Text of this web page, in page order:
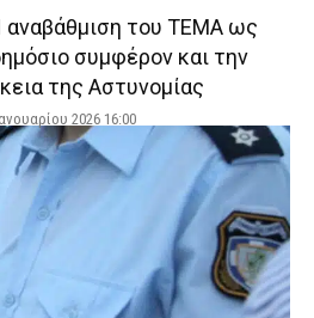
αναβάθμιση του ΤΕΜΑ ως
συμφέρον και την
της Αστυνομίας
2026 16:00